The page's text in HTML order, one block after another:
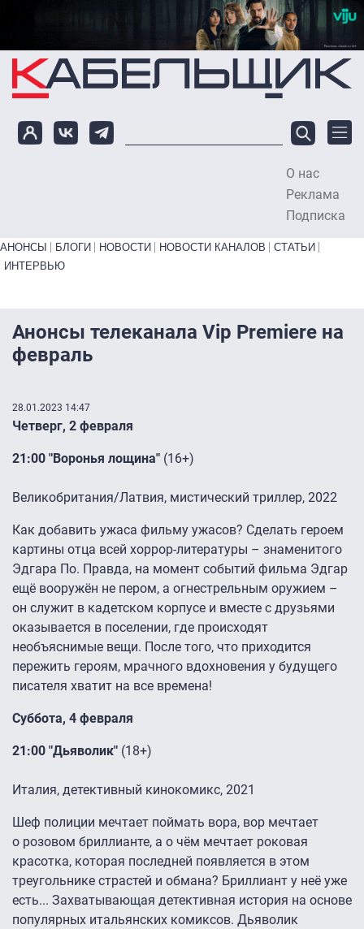
Перейти к основному содержанию
О нас
Реклама
Подписка
Primary links bottom
АНОНСЫ БЛОГИ НОВОСТИ НОВОСТИ КАНАЛОВ
СТАТЬИ
ИНТЕРВЬЮ
Анонсы телеканала Vip Premiere на
февраль
28.01.2023 14:47
Четверг, 2 февраля
21:00 "Воронья лощина" (16+)
Великобритания/Латвия, мистический триллер, 2022
Как добавить ужаса фильму ужасов? Сделать героем
картины отца всей хоррор-литературы – знаменитого
Эдгара По. Правда, на момент событий фильма Эдгар
ещё вооружён не пером, а огнестрельным оружием –
он служит в кадетском корпусе и вместе с друзьями
оказывается в поселении, где происходят
необъяснимые вещи. После того, что приходится
пережить героям, мрачного вдохновения у будущего
писателя хватит на все времена!
Суббота, 4 февраля
21:00 "Дьяволик" (18+)
Италия, детективный кинокомикс, 2021
Шеф полиции мечтает поймать вора, вор мечтает
о розовом бриллианте, а о чём мечтает роковая
красотка, которая последней появляется в этом
треугольнике страстей и обмана? Бриллиант у неё уже
есть... Захватывающая детективная история на основе
популярных итальянских комиксов. Дьяволик